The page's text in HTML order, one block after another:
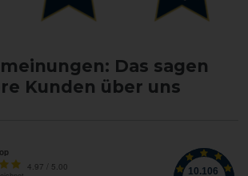
Das sagen
Kunden über uns